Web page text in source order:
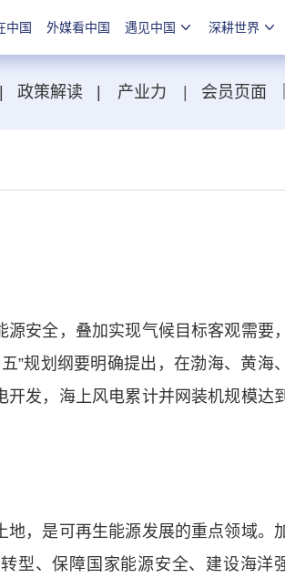
中国 外媒看中国 遇见中国 深耕世界
政策解读 产业力 会员页面
安全，叠加实现气候目标客观需要，
”规划纲要明确提出，在渤海、黄海、
发，海上风电累计并网装机规模达到
，是可再生能源发展的重点领域。
型、保障国家能源安全、建设海洋